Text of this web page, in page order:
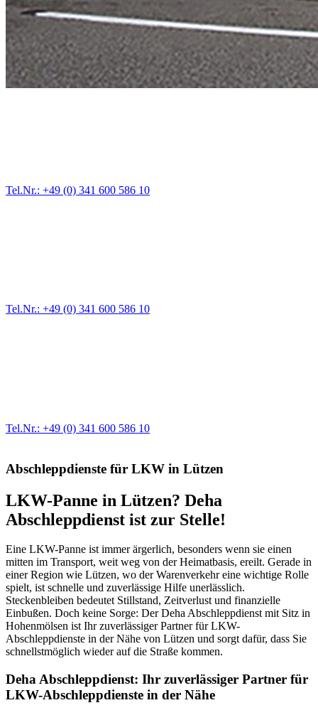
Tel.Nr.: +49 (0) 341 600 586 10
Tel.Nr.: +49 (0) 341 600 586 10
Tel.Nr.: +49 (0) 341 600 586 10
Abschleppdienste für LKW in Lützen
LKW-Panne in Lützen? Deha
Abschleppdienst ist zur Stelle!
Eine LKW-Panne ist immer ärgerlich, besonders wenn sie einen
mitten im Transport, weit weg von der Heimatbasis, ereilt. Gerade in
einer Region wie Lützen, wo der Warenverkehr eine wichtige Rolle
spielt, ist schnelle und zuverlässige Hilfe unerlässlich.
Steckenbleiben bedeutet Stillstand, Zeitverlust und finanzielle
Einbußen. Doch keine Sorge: Der Deha Abschleppdienst mit Sitz in
Hohenmölsen ist Ihr zuverlässiger Partner für LKW-
Abschleppdienste in der Nähe von Lützen und sorgt dafür, dass Sie
schnellstmöglich wieder auf die Straße kommen.
Deha Abschleppdienst: Ihr zuverlässiger Partner für
LKW-Abschleppdienste in der Nähe